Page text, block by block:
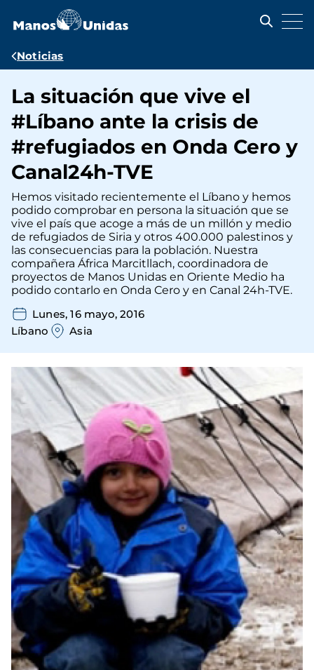
contenido
Ruta
navegación
Noticias
La situación que vive el
#Líbano ante la crisis de
#refugiados en Onda Cero y
Canal24h-TVE
Hemos visitado recientemente el Líbano y hemos
podido comprobar en persona la situación que se
vive el país que acoge a más de un millón y medio
de refugiados de Siria y otros 400.000 palestinos y
las consecuencias para la población. Nuestra
compañera África Marcitllach, coordinadora de
proyectos de Manos Unidas en Oriente Medio ha
podido contarlo en Onda Cero y en Canal 24h-TVE.
Lunes, 16 mayo, 2016
Líbano
Asia